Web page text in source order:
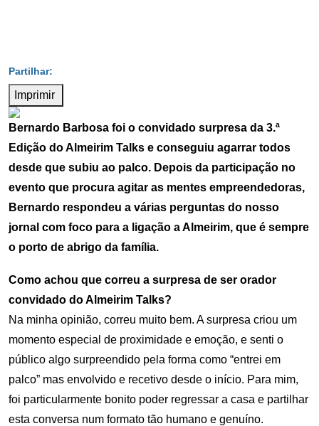
Imprimir
Bernardo Barbosa foi o convidado surpresa da 3.ª
Edição do Almeirim Talks e conseguiu agarrar todos
desde que subiu ao palco. Depois da participação no
evento que procura agitar as mentes empreendedoras,
Bernardo respondeu a várias perguntas do nosso
jornal com foco para a ligação a Almeirim, que é sempre
o porto de abrigo da família.
Como achou que correu a surpresa de ser orador
convidado do Almeirim Talks?
Na minha opinião, correu muito bem. A surpresa criou um
momento especial de proximidade e emoção, e senti o
público algo surpreendido pela forma como “entrei em
palco” mas envolvido e recetivo desde o início. Para mim,
foi particularmente bonito poder regressar a casa e partilhar
esta conversa num formato tão humano e genuíno.